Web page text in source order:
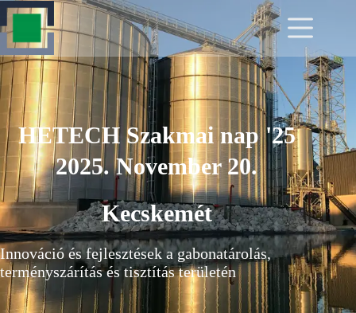
HETECH Szakmai nap '25
2025. November 20.
Kecskemét
Innováció és fejlesztések a gabonatárolás,
terményszárítás és tisztítás területén